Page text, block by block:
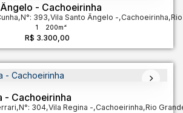
- Cachoeirinha
R$ 3.300,00
,N°: 393,Vila Santo Ângelo ,Cachoeirinha,
1 200m²
- Cachoeirinha
,N°: 304,Vila Regina ,Cachoeirinha,Rio